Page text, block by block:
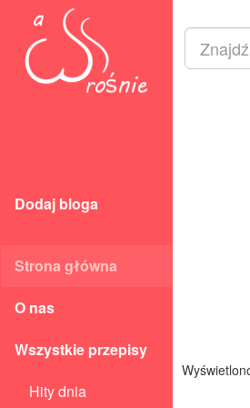
Dodaj bloga
Strona główna
O nas
Wszystkie przepisy
Hity dnia